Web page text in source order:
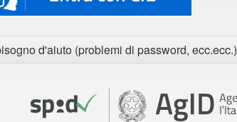
d'aiuto (problemi di password, ecc.ecc.)